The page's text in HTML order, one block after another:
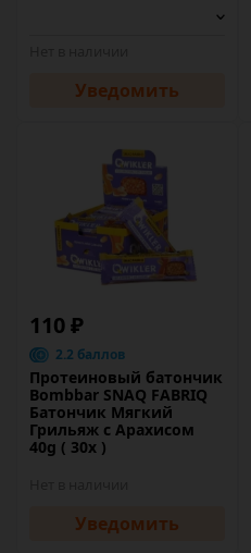
Уведомить
110 ₽
2.2 баллов
Протеиновый батончик
Bombbar SNAQ FABRIQ
Батончик Мягкий
Грильяж с Арахисом
40g ( 30х )
Уведомить